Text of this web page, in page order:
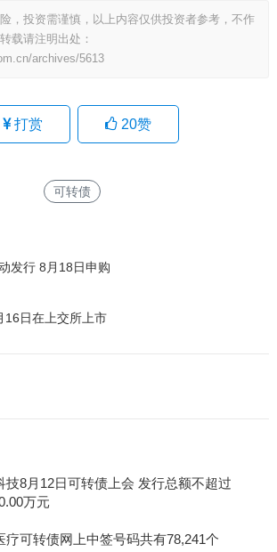
，投资需谨慎，以上内容仅供投资者参考，不作
载请注明出处：
archives/5613
打赏 20赞
可转债
发行 8月18日申购
16日在上交所上市
技8月12日可转债上会 发行总额不超过
万元
疗可转债网上中签号码共有78,241个